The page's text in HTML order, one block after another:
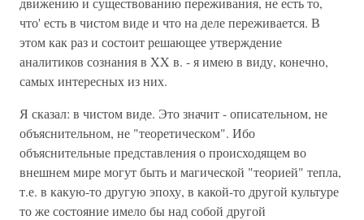
что' есть в чистом виде и что на деле переживается. В
этом как раз и состоит решающее утверждение
аналитиков сознания в XX в. - я имею в виду, конечно,
самых интересных из них.
Я сказал: в чистом виде. Это значит - описательном, не
объяснительном, не "теоретическом". Ибо
объяснительные представления о происходящем во
внешнем мире могут быть и магической "теорией" тепла,
т.е. в какую-то другую эпоху, в какой-то другой культуре
то же состояние имело бы над собой другой